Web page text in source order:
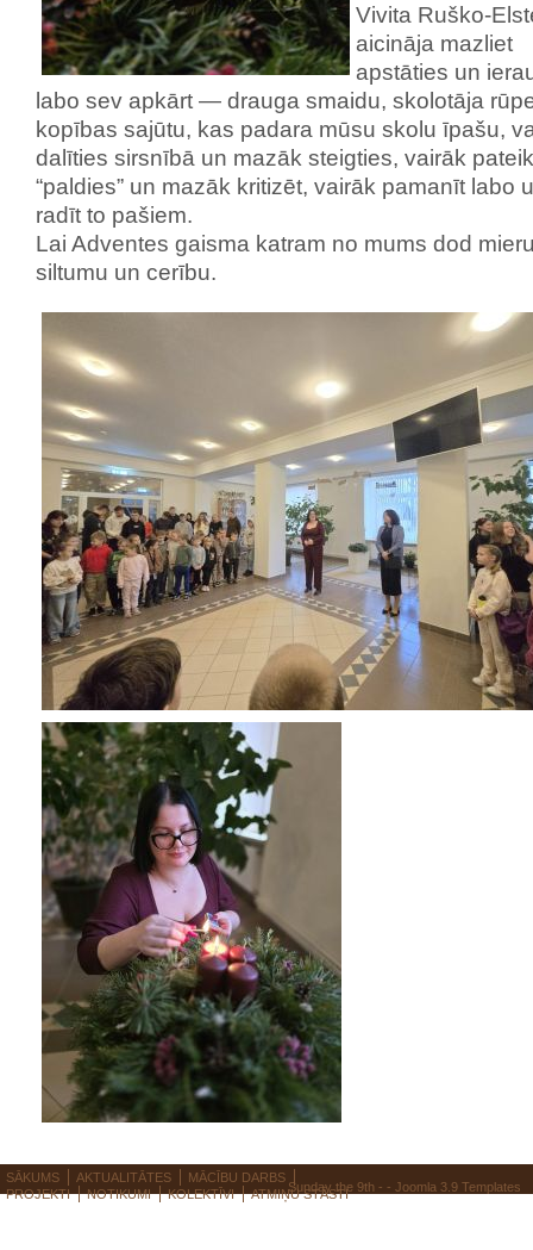
Sunday the 9th - - Joomla 3.9 Templates
Vivita Ruško-
aicināja mazliet
apstāties un
labo sev apkārt — drauga smaidu, skolotāja
kopības sajūtu, kas padara mūsu skolu īpašu,
dalīties sirsnībā un mazāk steigties, vairāk
“paldies” un mazāk kritizēt, vairāk pamanīt labo
radīt to pašiem.
Lai Adventes gaisma katram no mums dod
siltumu un cerību.
SĀKUMS AKTUALITĀTES
MĀCĪBU DARBS
PROJEKTI
NOTIKUMI KOLEKTĪVI ATMIŅU STĀSTI